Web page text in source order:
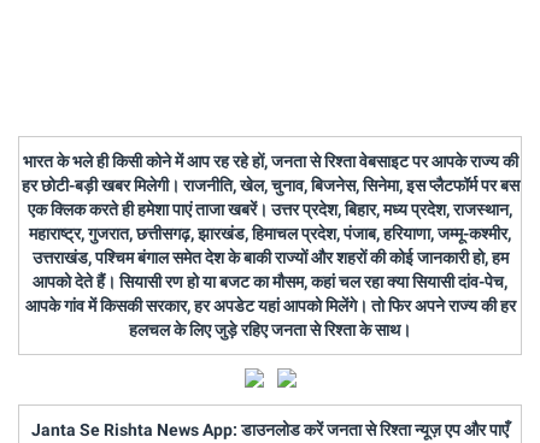
भारत के भले ही किसी कोने में आप रह रहे हों, जनता से रिश्ता वेबसाइट पर आपके राज्य की
हर छोटी-बड़ी खबर मिलेगी। राजनीति, खेल, चुनाव, बिजनेस, सिनेमा, इस प्लैटफॉर्म पर बस
एक क्लिक करते ही हमेशा पाएं ताजा खबरें। उत्तर प्रदेश, बिहार, मध्य प्रदेश, राजस्थान,
महाराष्ट्र, गुजरात, छत्तीसगढ़, झारखंड, हिमाचल प्रदेश, पंजाब, हरियाणा, जम्मू-कश्मीर,
उत्तराखंड, पश्चिम बंगाल समेत देश के बाकी राज्यों और शहरों की कोई जानकारी हो, हम
आपको देते हैं। सियासी रण हो या बजट का मौसम, कहां चल रहा क्या सियासी दांव-पेच,
आपके गांव में किसकी सरकार, हर अपडेट यहां आपको मिलेंगे। तो फिर अपने राज्य की हर
हलचल के लिए जुड़े रहिए जनता से रिश्ता के साथ।
Janta Se Rishta News App: डाउनलोड करें जनता से रिश्ता न्यूज़ एप और पाएँ